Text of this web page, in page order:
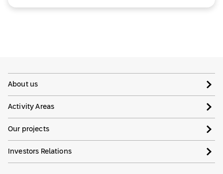
About us
Activity Areas
Our projects
Investors Relations